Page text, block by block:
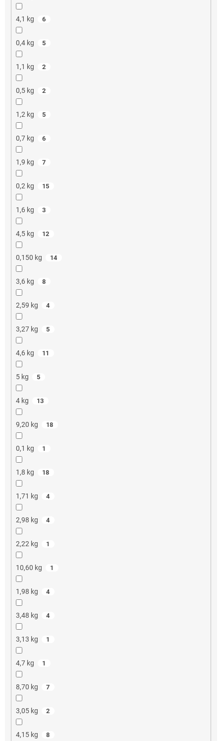
4,1 kg 6
0,4 kg 5
1,1 kg 2
0,5 kg 2
1,2 kg 5
0,7 kg 6
1,9 kg 7
0,2 kg 15
1,6 kg 3
4,5 kg 12
0,150 kg 14
3,6 kg 8
2,59 kg 4
3,27 kg 5
4,6 kg 11
5 kg 5
4 kg 13
9,20 kg 18
0,1 kg 1
1,8 kg 18
1,71 kg 4
2,98 kg 4
2,22 kg 1
10,60 kg 1
1,98 kg 4
3,48 kg 4
3,13 kg 1
4,7 kg 1
8,70 kg 7
3,05 kg 2
4,15 kg 8